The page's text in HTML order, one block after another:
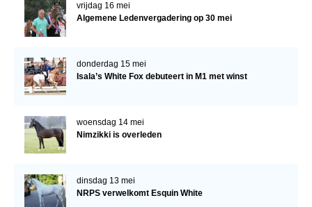
vrijdag 16 mei
Algemene Ledenvergadering op 30 mei
donderdag 15 mei
Isala’s White Fox debuteert in M1 met winst
woensdag 14 mei
Nimzikki is overleden
dinsdag 13 mei
NRPS verwelkomt Esquin White